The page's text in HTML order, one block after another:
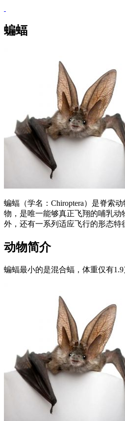
蝙蝠
蝙蝠（学名：Chiroptera）是脊索
物，是唯一能够真正飞翔的哺乳动
外，还有一系列适应飞行的形态特
动物简介
蝙蝠最小的是混合蝠，体重仅有1.9